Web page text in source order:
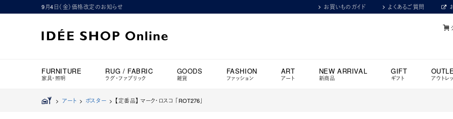
9月4日（金）価格改定のお知らせ お買いものガイド よくあるご質問
FURNITURE
家具・照明
RUG / FABRIC
ラグ・ファブリック
GOODS
雑貨
FASHION
ファッション
ART
アート
NEW ARRIVAL
新商品
GIFT
ギフト アウトレ
> アート> ポスター> 【定番品】 マーク・ロスコ 「ROT276」